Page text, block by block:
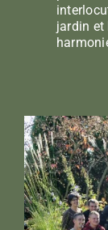
jardin